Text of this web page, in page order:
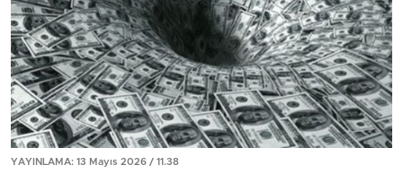
YAYINLAMA: 13 Mayıs 2026 / 11.38